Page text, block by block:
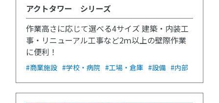
アクトタワー シリーズ
作業高さに応じて選べる4サイズ 建築・内装工
事・リニューアル工事など2ｍ以上の壁際作業
に便利！
#商業施設 #学校・病院 #工場・倉庫 #設備 #内部